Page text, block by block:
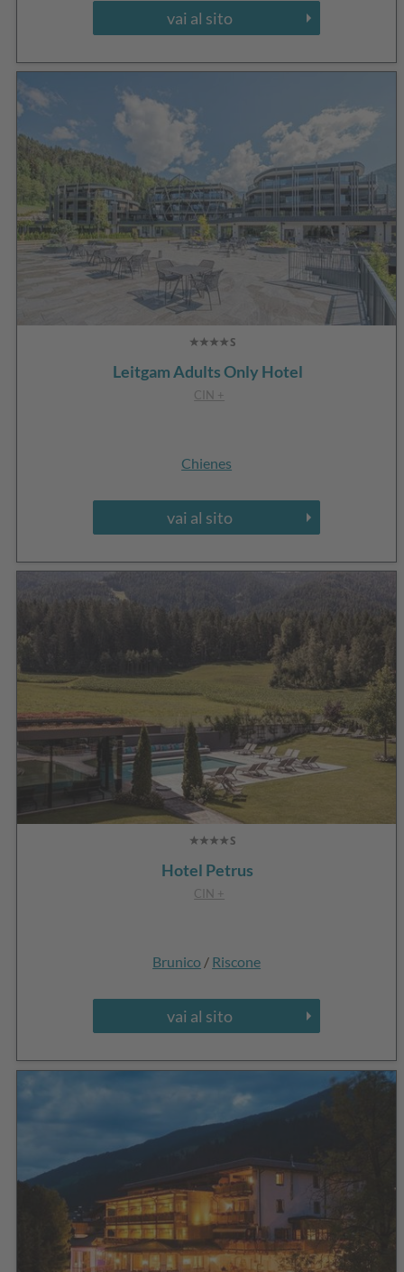
vai al sito
Leitgam Adults Only Hotel
CIN +
Chienes
vai al sito
Hotel Petrus
CIN +
Brunico / Riscone
vai al sito